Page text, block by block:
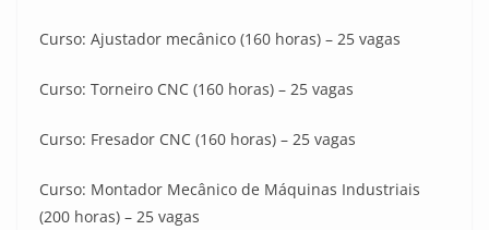
Curso: Ajustador mecânico (160 horas) – 25 vagas
Curso: Torneiro CNC (160 horas) – 25 vagas
Curso: Fresador CNC (160 horas) – 25 vagas
Curso: Montador Mecânico de Máquinas Industriais
(200 horas) – 25 vagas